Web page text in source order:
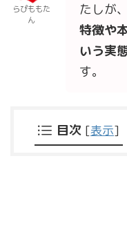
らぴももた
ん
たしが、
特徴や
いう実
す。
目次 [表示]